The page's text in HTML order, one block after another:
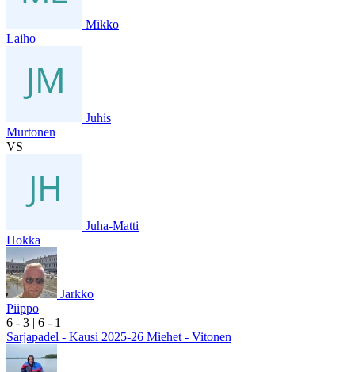
Mikko
Laiho
Juhis
Murtonen
VS
Juha-Matti
Hokka
Jarkko
Piippo
6 - 3 | 6 - 1
Sarjapadel - Kausi 2025-26 Miehet - Vitonen